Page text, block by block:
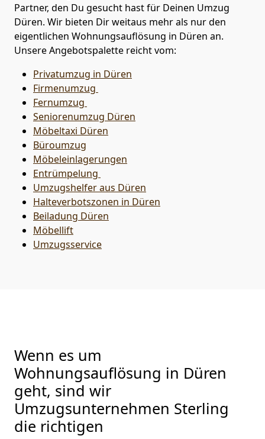
Partner, den Du gesucht hast für Deinen Umzug
Düren. Wir bieten Dir weitaus mehr als nur den
eigentlichen Wohnungsauflösung in Düren an.
Unsere Angebotspalette reicht vom:
Privatumzug in Düren
Firmenumzug
Fernumzug
Seniorenumzug Düren
Möbeltaxi Düren
Büroumzug
Möbeleinlagerungen
Entrümpelung
Umzugshelfer aus Düren
Halteverbotszonen in Düren
Beiladung Düren
Möbellift
Umzugsservice
Wenn es um
Wohnungsauflösung in Düren
geht, sind wir
Umzugsunternehmen Sterling
die richtigen